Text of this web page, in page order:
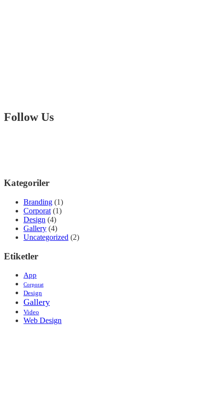
Follow Us
Kategoriler
Branding (1)
Corporat (1)
Design (4)
Gallery (4)
Uncategorized (2)
Etiketler
App
Corporat
Design
Gallery
Video
Web Design